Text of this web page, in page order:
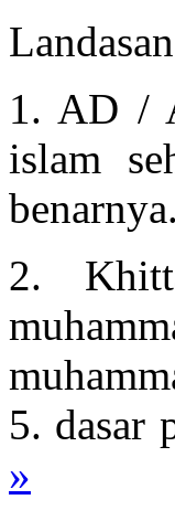
1. AD /
islam
benarnya.
2.
5. dasar
»